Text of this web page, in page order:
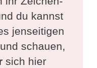
du kannst
jenseitigen
schauen,
sich hier